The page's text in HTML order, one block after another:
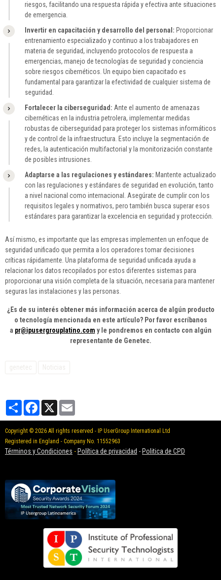
riesgos, facilitando una respuesta rápida y efectiva ante situaciones
de emergencia.
Invertir en capacitación y desarrollo del personal: Proporcionar
entrenamiento especializado y continuo a los trabajadores en
materia de seguridad, incluyendo protocolos de respuesta a
emergencias, manejo de tecnologías de seguridad y conciencia
sobre riesgos cibernéticos. Un equipo bien capacitado es
fundamental para garantizar la efectividad de cualquier sistema de
seguridad.
Fortalecer la ciberseguridad: Ante el aumento de amenazas
cibernéticas en la industria petrolera, implementar medidas
robustas de ciberseguridad para proteger los sistemas informáticos
y de control de la infraestructura. Esto incluye la segmentación de
redes, la autenticación multifactorial y la monitorización constante
de posibles intrusiones.
Adaptarse a las regulaciones y estándares: Mantente actualizado
con las regulaciones y estándares de seguridad en evolución, tanto
a nivel nacional como internacional. Asegúrate de cumplir con los
requisitos legales y normativos, pero también busca superar esos
estándares para garantizar la excelencia en seguridad y protección.
Así mismo, es importante que las empresas implementen un enfoque de
seguridad unificado que permita a los operadores tomar decisiones
críticas rápidamente. Una plataforma de seguridad unificada ayuda a
relacionar los datos recopilados por estos diferentes sistemas para
proporcionar una visión completa de la situación, necesaria para mantener
seguras las instalaciones y las personas.
¿Es de su interés obtener más información acerca de algún producto
o tecnología mencionada en este artículo? Por favor escríbanos
a pr@ipusergrouplatino.com y le pondremos en contacto con algún
representante de Genetec.
genetec Noticias
PartagerFacebook
X
Copyright © 2026 All rights reserved - IP UserGroup International Ltd
Registered in England - Company No. 11552963
Términos y Condiciones - Política de privacidad - Politica de CPD